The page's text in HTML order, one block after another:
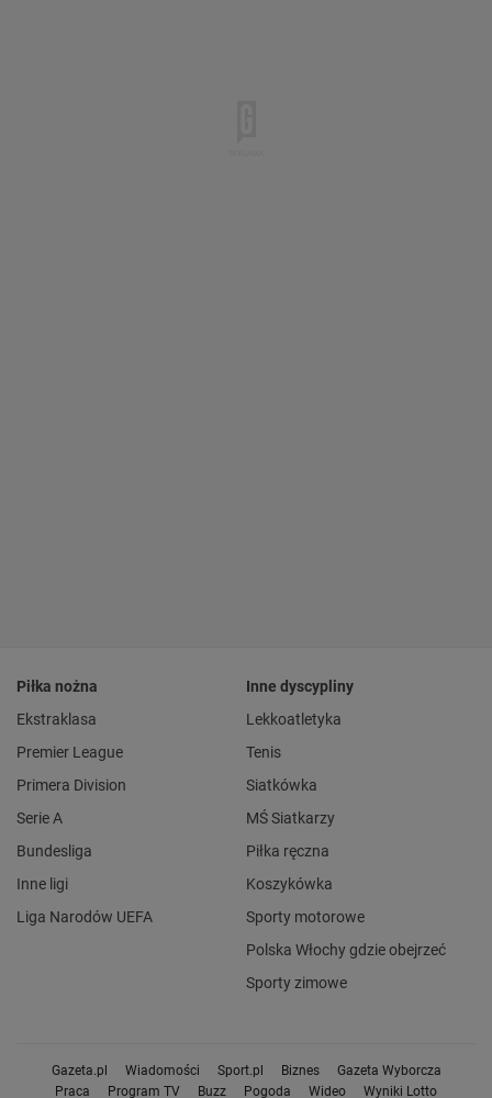
Piłka nożna
Ekstraklasa
Premier League
Primera Division
Serie A
Bundesliga
Inne ligi
Liga Narodów UEFA
Inne dyscypliny
Lekkoatletyka
Tenis
Siatkówka
MŚ Siatkarzy
Piłka ręczna
Koszykówka
Sporty motorowe
Polska Włochy gdzie obejrzeć
Sporty zimowe
Gazeta.pl Wiadomości Sport.pl Biznes
Gazeta Wyborcza
Praca
Program TV Buzz Pogoda Wideo Wyniki Lotto